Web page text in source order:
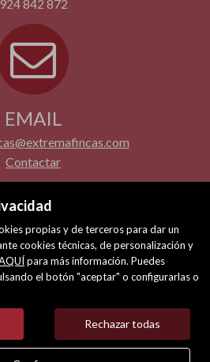
propias y de terceros para dar un
cookies técnicas, de personalización y
para más información. Puedes
el botón "aceptar" o configurarlas o
Rechazar todas
924 842 872
EMAIL
Contactar